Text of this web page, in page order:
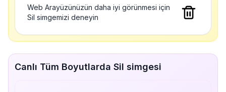
Web Arayüzünüzün daha iyi görünmesi için
Sil simgemizi deneyin
Canlı Tüm Boyutlarda Sil simgesi